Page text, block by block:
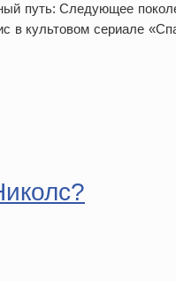
путь: Следующее
в культовом сериале